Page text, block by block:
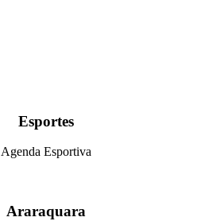
Esportes
Agenda Esportiva
Araraquara